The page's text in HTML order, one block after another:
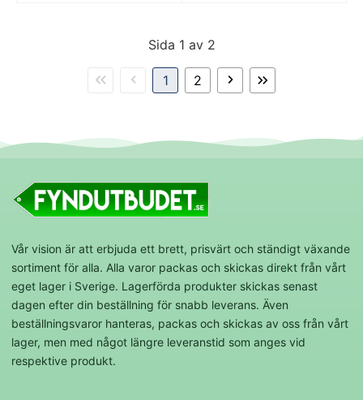
Sida 1 av 2
1 2
Vår vision är att erbjuda ett brett, prisvärt och ständigt växande
sortiment för alla. Alla varor packas och skickas direkt från vårt
eget lager i Sverige. Lagerförda produkter skickas senast
dagen efter din beställning för snabb leverans. Även
beställningsvaror hanteras, packas och skickas av oss från vårt
lager, men med något längre leveranstid som anges vid
respektive produkt.